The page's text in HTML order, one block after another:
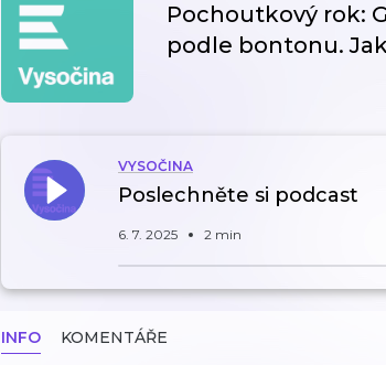
Pochoutkový rok:
podle bontonu.
VYSOČINA
Poslechněte si podcast
6. 7. 2025 2 min
INFO KOMENTÁŘE